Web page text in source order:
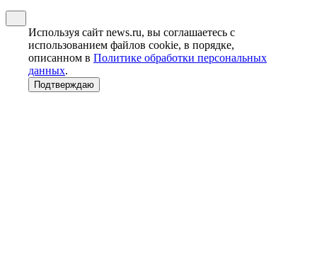
Используя сайт news.ru, вы соглашаетесь с
использованием файлов cookie, в порядке,
описанном в Политике обработки персональных
данных.
Подтверждаю